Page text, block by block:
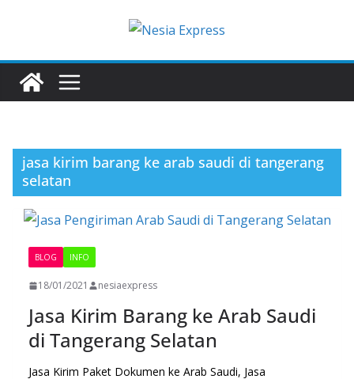
jasa kirim barang ke arab saudi di tangerang
selatan
BLOG INFO
18/01/2021 nesiaexpress
Jasa Kirim Barang ke Arab Saudi
di Tangerang Selatan
Jasa Kirim Paket Dokumen ke Arab Saudi, Jasa